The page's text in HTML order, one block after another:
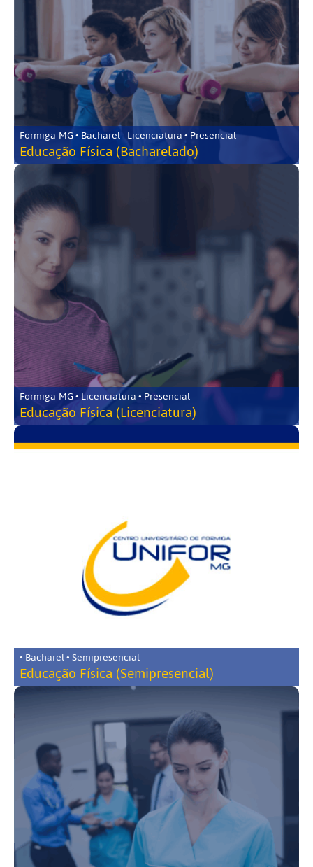
Formiga-MG • Bacharel - Licenciatura • Presencial
Educação Física (Bacharelado)
Formiga-MG • Licenciatura • Presencial
Educação Física (Licenciatura)
• Bacharel • Semipresencial
Educação Física (Semipresencial)